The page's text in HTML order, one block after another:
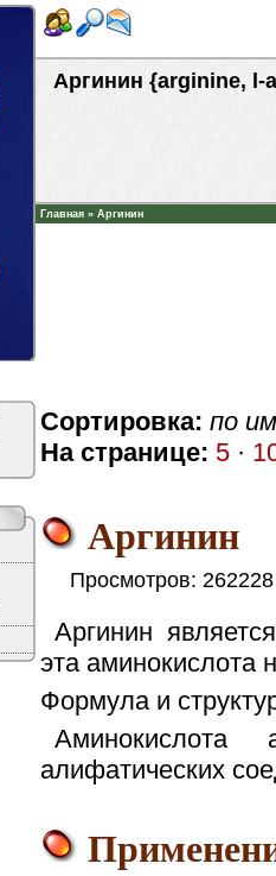
Аргинин {arginine, l-
Главная » Аргинин
Сортировка: по
На странице: 5 ·
Аргинин
Просмотров:
Аргинин
эта аминокислота
Формула и
Аминокислота
алифатических